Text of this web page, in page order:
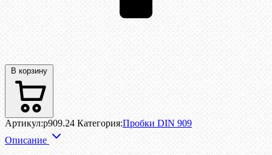
В корзину
Артикул:p909.24 Категория:Пробки DIN 909
Описание